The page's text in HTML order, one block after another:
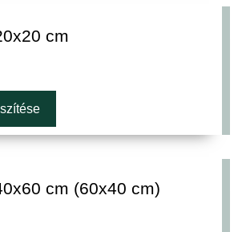
cm
cm (60x40 cm)